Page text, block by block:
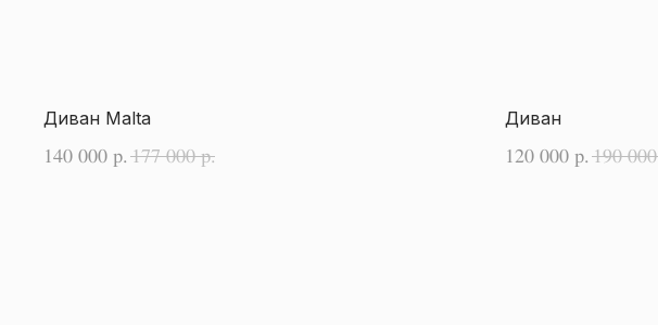
Диван Malta
140 000 р. 177 000 р.
Диван
120 000 р. 190 000